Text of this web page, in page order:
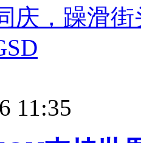
11:35